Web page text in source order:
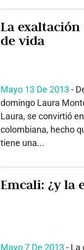
La exaltación de un
de vida
Mayo 13 De 2013 -
domingo Laura
Laura, se convirtió
colombiana, hecho
tiene una...
Mayo 7 De 2013 - La